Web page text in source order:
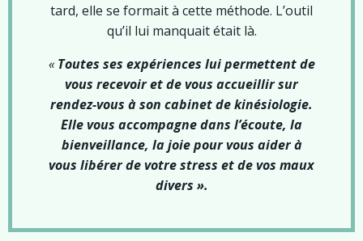
tard, elle se formait à cette méthode. L’outil
qu’il lui manquait était là.
«Toutes ses expériences lui permettent de
vous recevoir et de vous accueillir sur
rendez-vous à son cabinetde kinésiologie.
Elle vous accompagnedans l’écoute, la
bienveillance, la joie pour vous aider à
vous libérer de votre stress et de vos maux
divers ».